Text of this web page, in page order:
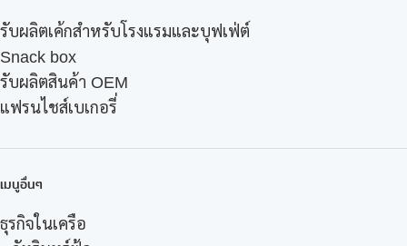
รับผลิตเค้กสำหรับโรงแรมและบุฟเฟ่ต์
Snack box
รับผลิตสินค้า OEM
แฟรนไชส์เบเกอรี่
เมนูอื่นๆ
ธุรกิจในเครือ